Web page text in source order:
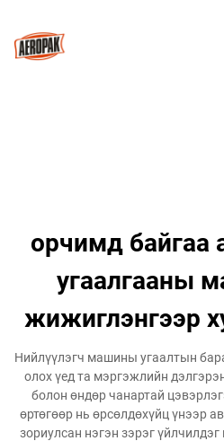
орчимд
угаалгааны
жижиглэнгээр
Нийлүүлэгч машины угаалтын
олох үед та мэргэжлийн
болон өндөр чанартай
өртөгөөр нь өрсөлдөхүйц үнээр
зориулсан нэгэн зэрэг